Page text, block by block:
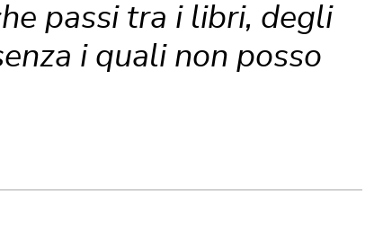
passi tra i libri, degli
i quali non posso